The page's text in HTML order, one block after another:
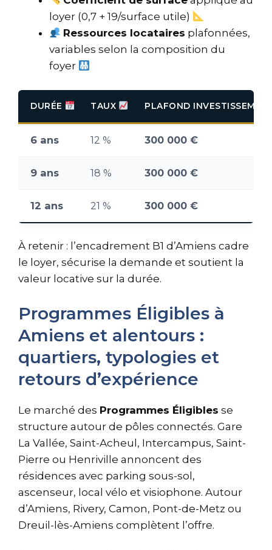
loyer (0,7 + 19/surface utile)
Ressources locataires plafonnées,
variables selon la composition du
foyer
DURÉE TAUX PLAFOND
6 ans 12 % 300 000 €
9 ans 18 % 300 000 €
12 ans 21 % 300 000 €
À retenir : l’encadrement B1 d’Amiens cadre
le loyer, sécurise la demande et soutient la
valeur locative sur la durée.
Programmes Éligibles à
Amiens et alentours :
quartiers, typologies et
retours d’expérience
Le marché des Programmes Éligibles se
structure autour de pôles connectés. Gare
La Vallée, Saint-Acheul, Intercampus, Saint-
Pierre ou Henriville annoncent des
résidences avec parking sous-sol,
ascenseur, local vélo et visiophone. Autour
d’Amiens, Rivery, Camon, Pont-de-Metz ou
Dreuil-lès-Amiens complètent l’offre.